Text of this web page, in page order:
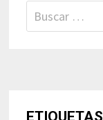
Buscar:
ETIQUETAS